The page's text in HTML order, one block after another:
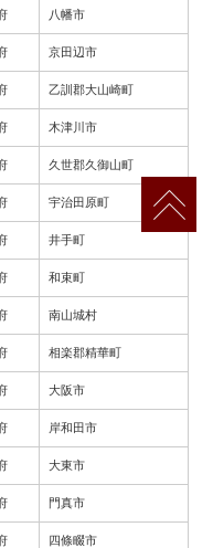
八幡市
京田辺市
乙訓郡大山崎町
木津川市
久世郡久御山町
宇治田原町
井手町
和束町
南山城村
相楽郡精華町
大阪市
岸和田市
大東市
門真市
四條畷市